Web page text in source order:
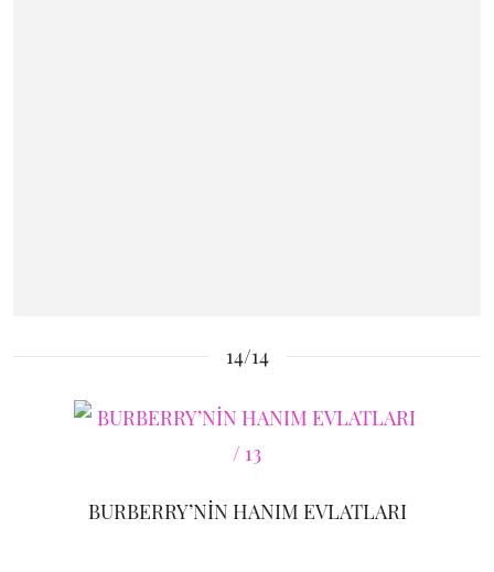
14/14
BURBERRY’NİN HANIM EVLATLARI